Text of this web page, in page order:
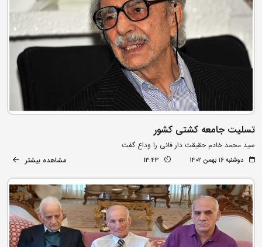
تسلیت جامعه کشتی کشور
سید محمد خادم حقیقت دار فانی را وداع گفت
دوشنبه ۱۶ بهمن ۱۴۰۲ 13:43 مشاهده بیشتر